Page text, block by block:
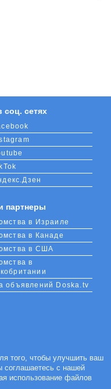
сетях
партнеры
в Израиле
в Канаде
в США
в
объявлений Doska.tv
того, чтобы улучшить ваш
соглашаетесь с нашей
использование файлов